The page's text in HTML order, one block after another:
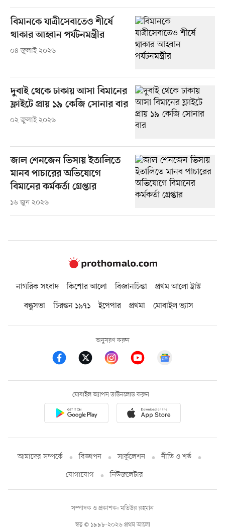
বিমানকে যাত্রীসেবাতেও শীর্ষে
থাকার আহ্বান পর্যটনমন্ত্রীর
০৪ জুলাই ২০২৬
দুবাই থেকে ঢাকায় আসা বিমানের
ফ্লাইটে প্রায় ১৯ কেজি সোনার বার
০২ জুলাই ২০২৬
জাল শেনজেন ভিসায় ইতালিতে
মানব পাচারের অভিযোগে
বিমানের কর্মকর্তা গ্রেপ্তার
১৬ জুন ২০২৬
নাগরিক সংবাদ কিশোর আলো বিজ্ঞানচিন্তা
প্রথম আলো ট্রাস্ট
বন্ধুসভা
চিরন্তন ১৯৭১ ইপেপার প্রথমা মোবাইল ভ্যাস
অনুসরণ করুন
মোবাইল অ্যাপস ডাউনলোড করুন
আমাদের সম্পর্কে বিজ্ঞাপন সার্কুলেশন
নীতি ও শর্ত
যোগাযোগ
নিউজলেটার
স্বত্ব © ১৯৯৮-২০২৬ প্রথম আলো
সম্পাদক ও প্রকাশক: মতিউর রহমান